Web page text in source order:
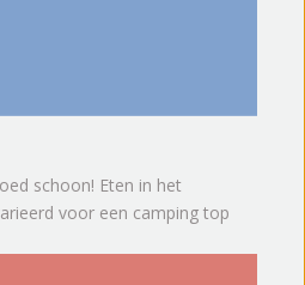
schoon! Eten in het
voor een camping top